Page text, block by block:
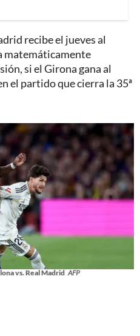
recibe el jueves al
matemáticamente
si el Girona gana al
el partido que cierra la 35ª
vs. Real Madrid AFP